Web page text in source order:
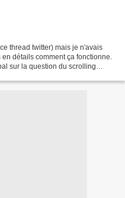
thread twitter) mais je n'avais
détails comment ça fonctionne.
sur la question du scrolling